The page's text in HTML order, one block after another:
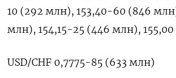
10 (292 млн), 153,40-60 (846
млн), 154,15-25 (446 млн),
USD/CHF ‌0,7775-85 (633 млн)